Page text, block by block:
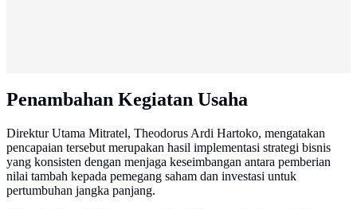
Penambahan Kegiatan Usaha
Direktur Utama Mitratel, Theodorus Ardi Hartoko, mengatakan
pencapaian tersebut merupakan hasil implementasi strategi bisnis
yang konsisten dengan menjaga keseimbangan antara pemberian
nilai tambah kepada pemegang saham dan investasi untuk
pertumbuhan jangka panjang.